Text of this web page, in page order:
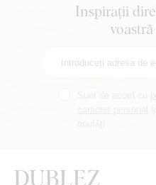
Inspirații